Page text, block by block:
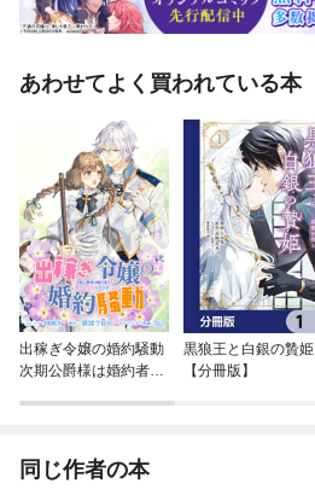
あわせてよく買われている本
出稼ぎ令嬢の婚約騒動
次期公爵様は婚約者に
黒狼王と白銀の贄姫
【分冊版】
同じ作者の本